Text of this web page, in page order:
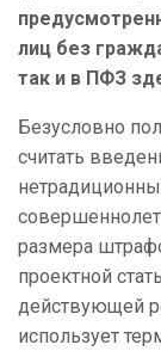
лиц без
так и в ПФЗ
Безусловно
считать
размера
проектной
действующей
использует